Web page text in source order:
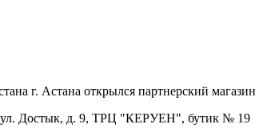
г. Астана открылся партнерский магазин
ул. Достык, д. 9, ТРЦ "КЕРУЕН", бутик № 19